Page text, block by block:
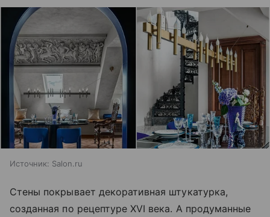
Источник: Salon.ru
Стены покрывает декоративная штукатурка,
созданная по рецептуре XVI века. А продуманные